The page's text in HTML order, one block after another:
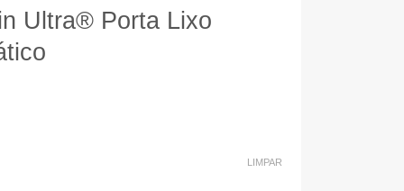
Ultra® Porta Lixo
LIMPAR